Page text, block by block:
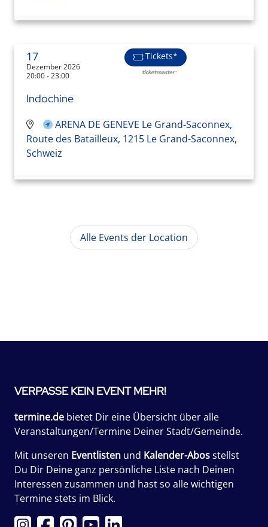
17
Dezember 2026
20:00 - 23:00
Tickets*
Indochine
ARENA DE GENEVE Le Grand-Saconnex,
Route des Batailleux, 1215 Le Grand-Saconnex,
Schweiz
Alle Events der Location
VERPASSE KEIN EVENT MEHR!
termine.de bietet Dir eine Übersicht über alle
Veranstaltungen/Termine Deiner Stadt/Gemeinde.
Mit unseren Eventlisten und Kalender-Abosstellst
Du Dir Deine ganz persönliche Liste nach Deinen
Interessen zusammen und hast so alle wichtigen
Termine stets im Blick.